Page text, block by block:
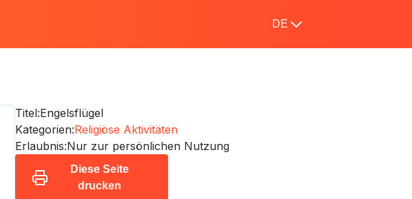
DE
Titel:Engelsflügel
Kategorien:Religiöse Aktivitäten
Erlaubnis:Nur zur persönlichen Nutzung
Diese Seite
drucken